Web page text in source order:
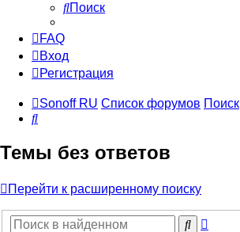
Поиск
FAQ
Вход
Регистрация
Sonoff RU Список форумов Поиск
Поиск
Темы без ответов
Перейти к расширенному поиску
Поиск